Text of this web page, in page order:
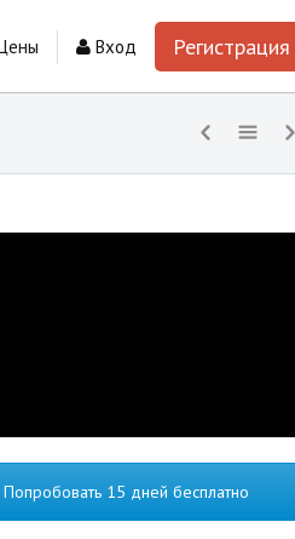
Регистрация
Вход
Попробовать 15 дней бесплатно